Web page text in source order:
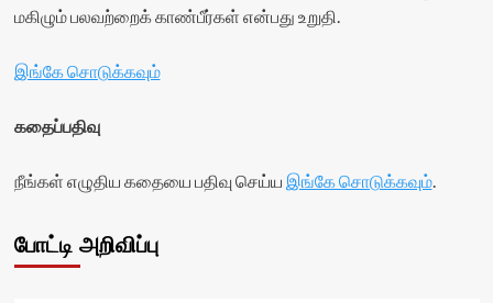
மகிழும் பலவற்றைக் காண்பீர்கள் என்பது உறுதி.
இங்கே சொடுக்கவும்
கதைப்பதிவு
நீங்கள் எழுதிய கதையை பதிவு செய்ய இங்கே சொடுக்கவும்.
போட்டி அறிவிப்பு